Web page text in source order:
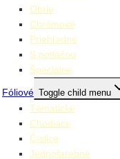
Obrie
Chrómové
Priehľadné
S potlačou
Špeciálne
Fóliové Toggle child menu
Tématické
Chodiace
Číslice
Jednofarebné